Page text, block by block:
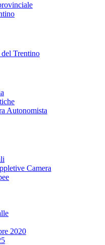
Trentino
Autonomista
Camera
2020